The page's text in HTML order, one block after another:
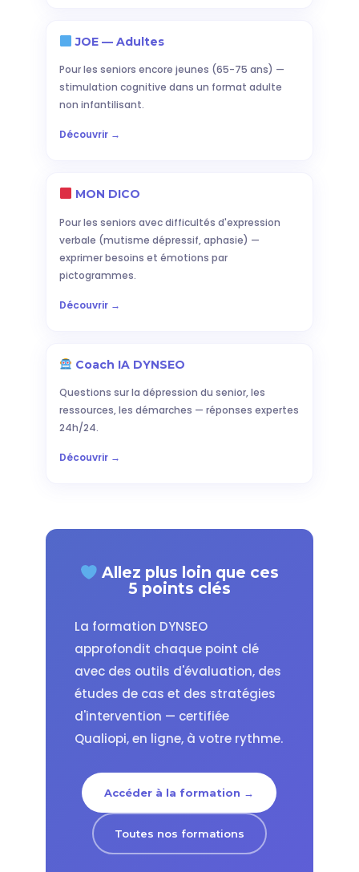
JOE — Adultes
Pour les seniors encore jeunes (65-75 ans) —
stimulation cognitive dans un format adulte
non infantilisant.
Découvrir →
MON DICO
Pour les seniors avec difficultés d'expression
verbale (mutisme dépressif, aphasie) —
exprimer besoins et émotions par
pictogrammes.
Découvrir →
Coach IA DYNSEO
Questions sur la dépression du senior, les
ressources, les démarches — réponses expertes
24h/24.
Découvrir →
Allez plus loin que ces
5 points clés
La formation DYNSEO
approfondit chaque point clé
avec des outils d'évaluation, des
études de cas et des stratégies
d'intervention — certifiée
Qualiopi, en ligne, à votre rythme.
Accéder à la formation →
Toutes nos formations